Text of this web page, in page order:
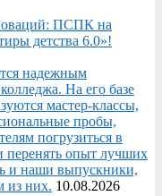
ПСПК на
детства 6.0»!
надежным
На его базе
мастер-классы,
пробы,
погрузиться в
перенять опыт лучших
и наши выпускники,
из них. 10.08.2026